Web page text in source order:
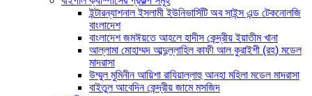
ইন্টারন্যাশনাল ইসলামী ইউনিভার্সিটি অব সাইন্স এন্ড টেকনোলজি
বাংলাদেশ
বাংলাদেশ জমঈয়তে আহলে হাদীস কেন্দ্রীয় ইয়াতীম খানা
আল্লামা মোহাম্মদ আব্দুল্লাহিল কাফী আল কুরাইশী (রহ) মডেল
মাদরাসা
উম্মুল মুমিনীন আয়িশা রাযিয়াল্লাহু আনহা মহিলা মডেল মাদরাসা
বাইতুল আবেদিন কেন্দ্রীয় জামে মসজিদ